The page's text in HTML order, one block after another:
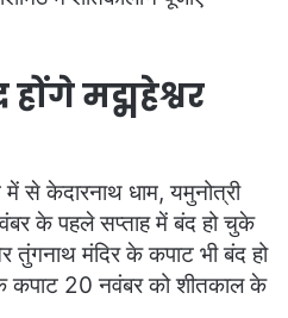
मद्महेश्वर
से केदारनाथ धाम, यमुनोत्री
के पहले सप्ताह में बंद हो चुके
मंदिर के कपाट भी बंद हो
कपाट 20 नवंबर को शीतकाल के